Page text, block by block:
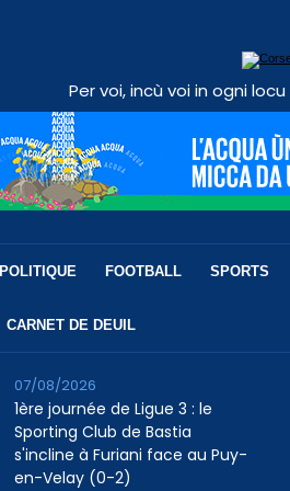
Per voi, incù voi in ogni
POLITIQUE FOOTBALL SPORTS
CARNET DE DEUIL
1ère journée de Ligue 3 : le
Sporting Club de Bastia
s'incline à Furiani face au Puy-
en-Velay (0-2)
07/08/2026